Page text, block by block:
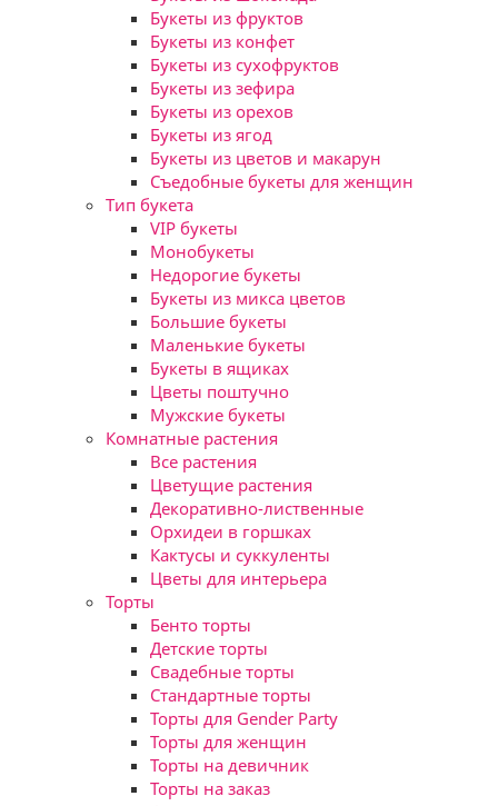
Букеты из фруктов
Букеты из конфет
Букеты из сухофруктов
Букеты из зефира
Букеты из орехов
Букеты из ягод
Букеты из цветов и макарун
Съедобные букеты для женщин
Тип букета
VIP букеты
Монобукеты
Недорогие букеты
Букеты из микса цветов
Большие букеты
Маленькие букеты
Букеты в ящиках
Цветы поштучно
Мужские букеты
Комнатные растения
Все растения
Цветущие растения
Декоративно-лиственные
Орхидеи в горшках
Кактусы и суккуленты
Цветы для интерьера
Торты
Бенто торты
Детские торты
Свадебные торты
Стандартные торты
Торты для Gender Party
Торты для женщин
Торты на девичник
Торты на заказ